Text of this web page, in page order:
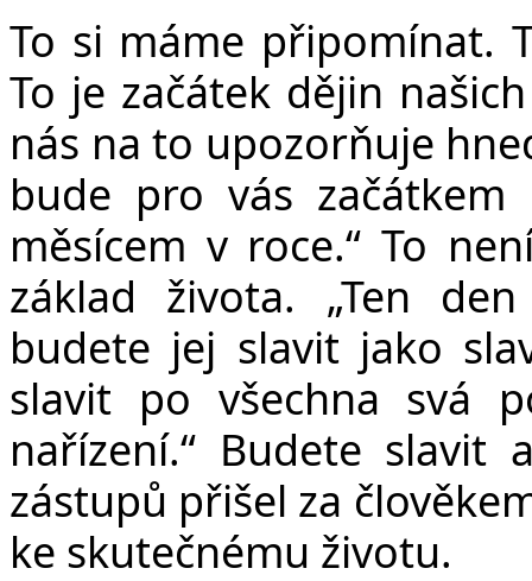
To si máme připomínat.
To je začátek dějin
nás na to upozorňuje
bude pro vás
měsícem v roce.“ To
základ života. „Ten
budete jej slavit jako
slavit po všechna svá
nařízení.“ Budete slavit
zástupů přišel za
ke skutečnému životu.